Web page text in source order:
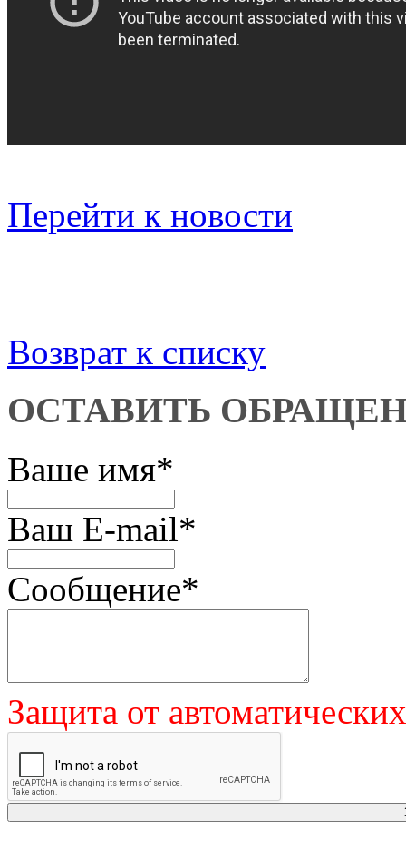
Перейти к новости
Возврат к списку
ОСТАВИТЬ
Ваше имя*
Ваш E-mail*
Сообщение*
Защита от